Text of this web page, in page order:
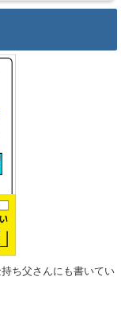
ち父さんにも書いてい